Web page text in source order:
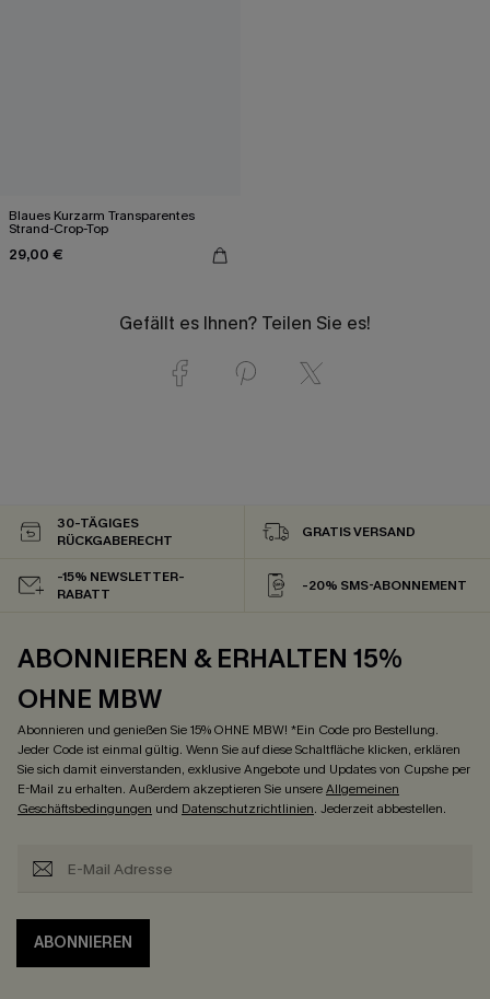
Blaues Kurzarm Transparentes
Strand-Crop-Top
29,00 €
Gefällt es Ihnen? Teilen Sie es!
30-TÄGIGES
RÜCKGABERECHT
GRATIS VERSAND
-15% NEWSLETTER-
RABATT
-20% SMS-ABONNEMENT
ABONNIEREN & ERHALTEN 15%
OHNE MBW
Abonnieren und genießen Sie 15% OHNE MBW! *Ein Code pro Bestellung.
Jeder Code ist einmal gültig. Wenn Sie auf diese Schaltfläche klicken, erklären
Sie sich damit einverstanden, exklusive Angebote und Updates von Cupshe per
E-Mail zu erhalten. Außerdem akzeptieren Sie unsereAllgemeinen
Geschäftsbedingungen und Datenschutzrichtlinien. Jederzeit abbestellen.
ABONNIEREN